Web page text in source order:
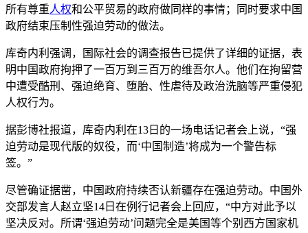
所有尊重人权和公平贸易的政府做同样的事情；同时要求中国
政府结束压制性强迫劳动的做法。
库奇内利强调，国际社会的调查报告已提供了详细的证据，表
明中国政府拘押了一百万到三百万的维吾尔人。他们在拘留营
中遭受酷刑、强迫绝育、堕胎、性虐待及政治洗脑等严重侵犯
人权行为。
据彭博社报道，库奇内利在13日的一场电话记者会上说，“强
迫劳动是现代版的奴役，而‘中国制造’将成为一个警告标
签。”
尽管确证据凿，中国政府持续否认新疆存在强迫劳动。中国外
交部发言人赵立坚14日在例行记者会上回应，“中方对此予以
坚决反对。所谓‘强迫劳动’问题完全是美国等个别西方国家机